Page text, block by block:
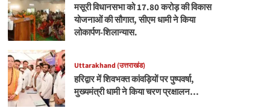
मसूरी विधानसभा को 17.80 करोड़ की विकास
योजनाओं की सौगात, सीएम धामी ने किया
लोकार्पण-शिलान्यास.
Uttarakhand (उत्तराखंड)
हरिद्वार में शिवभक्त कांवड़ियों पर पुष्पवर्षा,
मुख्यमंत्री धामी ने किया चरण प्रक्षालन…